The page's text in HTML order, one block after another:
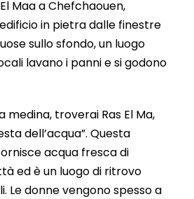
medina, troverai Ras El Ma,
dell’acqua”. Questa
acqua fresca di
ed è un luogo di ritrovo
Le donne vengono spesso a